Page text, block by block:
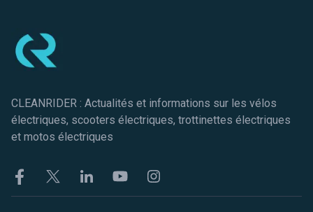
CLEANRIDER : Actualités et informations sur les vélos
électriques, scooters électriques, trottinettes électriques
et motos électriques
FacebookTwitter LinkekinYoutubeInstagram